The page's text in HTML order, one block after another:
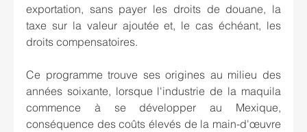
exportation, sans payer les droits de douane, la
taxe sur la valeur ajoutée et, le cas échéant, les
droits compensatoires.
Ce programme trouve ses origines au milieu des
années soixante, lorsque l'industrie de la maquila
commence à se développer au Mexique,
conséquence des coûts élevés de la main-d'œuvre